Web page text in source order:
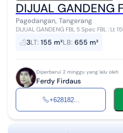
DIJUAL GANDENG
Pagedangan, Tangerang
DIJUAL GANDENG FBL 5 Spec FBL : Lt
lantai ( ada basement dan Rooftop ). ~
Rp 17 M /uni...
3LT: 155 m²LB: 655 m²
Diperbarui 2 minggu yang lalu oleh
Ferdy Firdaus
+628182...